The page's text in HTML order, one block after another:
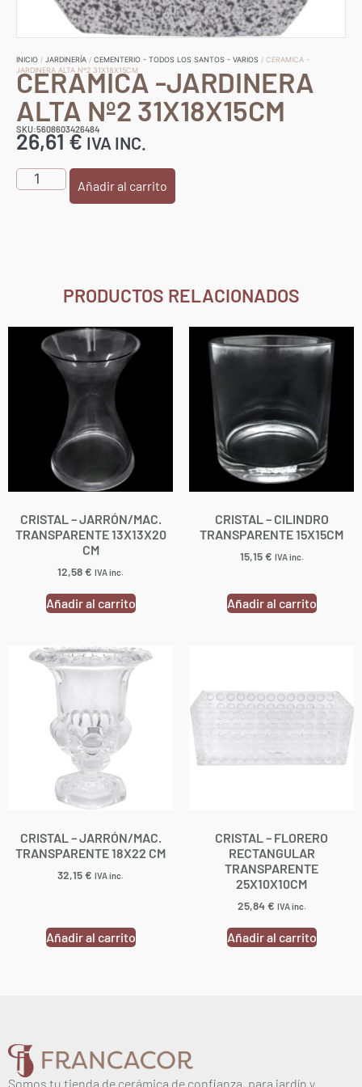
INICIO / JARDINERÍA / CEMENTERIO - TODOS LOS SANTOS - VARIOS / CERAMICA -
JARDINERA ALTA Nº2 31X18X15CM
CERAMICA -JARDINERA
ALTA Nº2 31X18X15CM
SKU:5608603426484
26,61€ IVA INC.
Añadir al carrito
PRODUCTOS RELACIONADOS
CRISTAL – JARRÓN/MAC.
TRANSPARENTE 13X13X20
CM
12,58€ IVA inc.
Añadir al carrito
CRISTAL – CILINDRO
TRANSPARENTE 15X15CM
15,15€ IVA inc.
Añadir al carrito
CRISTAL – JARRÓN/MAC.
TRANSPARENTE 18X22 CM
32,15€ IVA inc.
Añadir al carrito
CRISTAL – FLORERO
RECTANGULAR
TRANSPARENTE
25X10X10CM
25,84€ IVA inc.
Añadir al carrito
Somos tu tienda de cerámica de confianza, para jardín y